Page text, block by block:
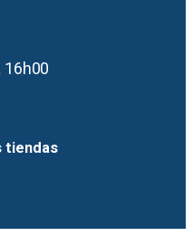
16h00
tiendas